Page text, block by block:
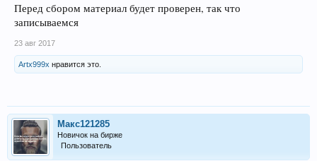
Перед сбором материал будет проверен, так что
записываемся
23 авг 2017
Artx999x нравится это.
Макс121285
Новичок на бирже
Пользователь